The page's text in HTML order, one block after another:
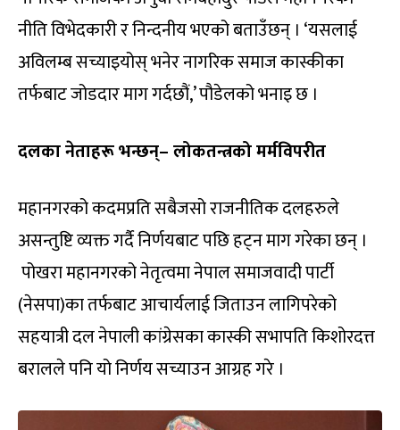
नीति विभेदकारी र निन्दनीय भएको बताउँछन् । ‘यसलाई
अविलम्ब सच्याइयोस् भनेर नागरिक समाज कास्कीका
तर्फबाट जोडदार माग गर्दछौं,’ पौडेलको भनाइ छ ।
दलका नेताहरू भन्छन्– लोकतन्त्रको मर्मविपरीत
महानगरको कदमप्रति सबैजसो राजनीतिक दलहरुले
असन्तुष्टि व्यक्त गर्दै निर्णयबाट पछि हट्न माग गरेका छन् ।
पोखरा महानगरको नेतृत्वमा नेपाल समाजवादी पार्टी
(नेसपा)का तर्फबाट आचार्यलाई जिताउन लागिपरेको
सहयात्री दल नेपाली कांग्रेसका कास्की सभापति किशोरदत्त
बरालले पनि यो निर्णय सच्याउन आग्रह गरे ।